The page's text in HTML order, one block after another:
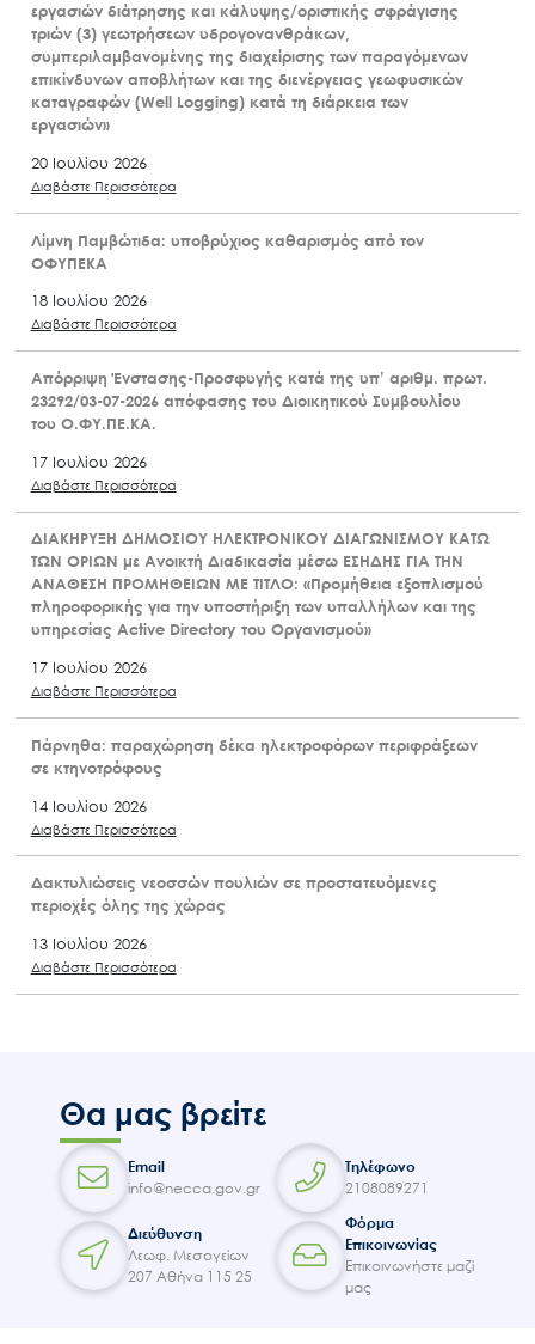
εργασιών διάτρησης και κάλυψης/οριστικής σφράγισης
τριών (3) γεωτρήσεων υδρογονανθράκων,
συμπεριλαμβανομένης της διαχείρισης των παραγόμενων
επικίνδυνων αποβλήτων και της διενέργειας γεωφυσικών
καταγραφών (Well Logging) κατά τη διάρκεια των
εργασιών»
20 Ιουλίου 2026
Διαβάστε Περισσότερα
Λίμνη Παμβώτιδα: υποβρύχιος καθαρισμός από τον
ΟΦΥΠΕΚΑ
18 Ιουλίου 2026
Διαβάστε Περισσότερα
Απόρριψη Ένστασης-Προσφυγής κατά της υπ’ αριθμ. πρωτ.
23292/03-07-2026 απόφασης του Διοικητικού Συμβουλίου
του Ο.ΦΥ.ΠΕ.ΚΑ.
17 Ιουλίου 2026
Διαβάστε Περισσότερα
ΔΙΑΚΗΡΥΞΗ ΔΗΜΟΣΙΟΥ ΗΛΕΚΤΡΟΝΙΚΟΥ ΔΙΑΓΩΝΙΣΜΟΥ ΚΑΤΩ
ΤΩΝ ΟΡΙΩΝ με Ανοικτή Διαδικασία μέσω ΕΣΗΔΗΣ ΓΙΑ ΤΗΝ
ΑΝΑΘΕΣΗ ΠΡΟΜΗΘΕΙΩΝ ΜΕ ΤΙΤΛΟ: «Προμήθεια εξοπλισμού
πληροφορικής για την υποστήριξη των υπαλλήλων και της
υπηρεσίας Active Directory του Οργανισμού»
17 Ιουλίου 2026
Διαβάστε Περισσότερα
Πάρνηθα: παραχώρηση δέκα ηλεκτροφόρων περιφράξεων
σε κτηνοτρόφους
14 Ιουλίου 2026
Διαβάστε Περισσότερα
Δακτυλιώσεις νεοσσών πουλιών σε προστατευόμενες
περιοχές όλης της χώρας
13 Ιουλίου 2026
Διαβάστε Περισσότερα
Θα μας βρείτε
Email
info@necca.gov.gr
Τηλέφωνο
2108089271
Διεύθυνση
Λεωφ. Μεσογείων
207 Αθήνα 115 25
Φόρμα
Επικοινωνίας
Επικοινωνήστε μαζί
μας